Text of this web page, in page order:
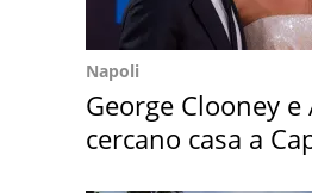
Napoli
George Clooney e
cercano casa a